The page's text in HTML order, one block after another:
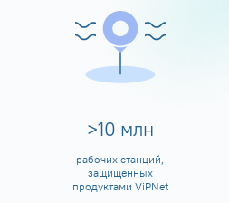
>10 млн
рабочих станций,
защищенных
продуктами ViPNet